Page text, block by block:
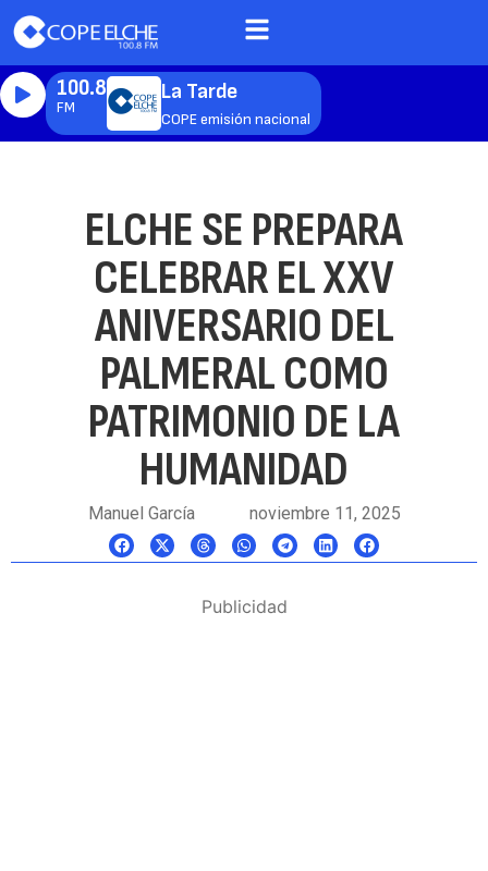
100.8
FM
La Tarde
COPE emisión nacional
ELCHE SE PREPARA
CELEBRAR EL XXV
ANIVERSARIO DEL
PALMERAL COMO
PATRIMONIO DE LA
HUMANIDAD
Manuel García noviembre 11, 2025
Publicidad